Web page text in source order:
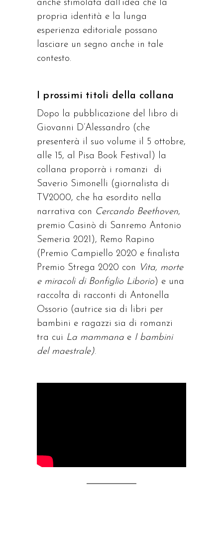
anche stimolata dall’idea che la
propria identità e la lunga
esperienza editoriale possano
lasciare un segno anche in tale
contesto.
I prossimi titoli della collana
Dopo la pubblicazione del libro di
Giovanni D’Alessandro (che
presenterà il suo volume il 5 ottobre,
alle 15, al Pisa Book Festival) la
collana proporrà i romanzi di
Saverio Simonelli (giornalista di
TV2000, che ha esordito nella
narrativa con Cercando Beethoven,
premio Casinò di Sanremo Antonio
Semeria 2021), Remo Rapino
(Premio Campiello 2020 e finalista
Premio Strega 2020 con
Vita, morte
e miracoli di Bonfiglio Liborio) e una
raccolta di racconti di Antonella
Ossorio (autrice sia di libri per
bambini e ragazzi sia di romanzi
tra cui La mammana e I bambini
del maestrale).